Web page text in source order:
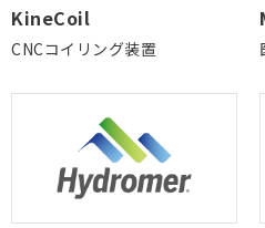
KineCoil
CNCコイリング装置